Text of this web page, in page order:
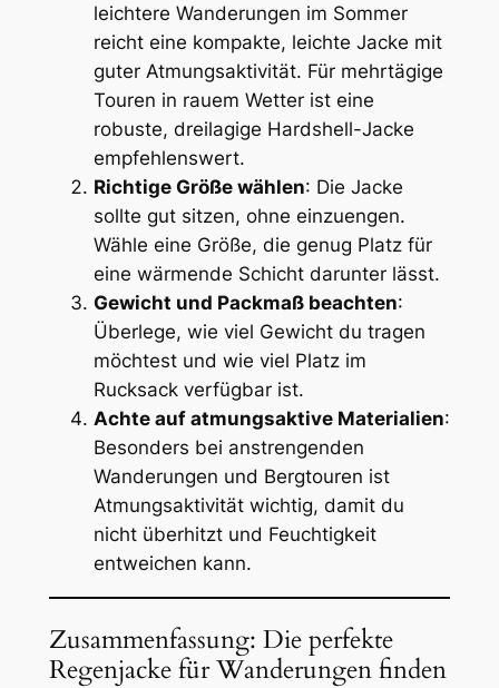
leichtere Wanderungen im Sommer
reicht eine kompakte, leichte Jacke mit
guter Atmungsaktivität. Für mehrtägige
Touren in rauem Wetter ist eine
robuste, dreilagige Hardshell-Jacke
empfehlenswert.
Richtige Größe wählen: Die Jacke
sollte gut sitzen, ohne einzuengen.
Wähle eine Größe, die genug Platz für
eine wärmende Schicht darunter lässt.
Gewicht und Packmaß beachten:
Überlege, wie viel Gewicht du tragen
möchtest und wie viel Platz im
Rucksack verfügbar ist.
Achte auf atmungsaktive Materialien:
Besonders bei anstrengenden
Wanderungen und Bergtouren ist
Atmungsaktivität wichtig, damit du
nicht überhitzt und Feuchtigkeit
entweichen kann.
Zusammenfassung: Die perfekte
Regenjacke für Wanderungen finden